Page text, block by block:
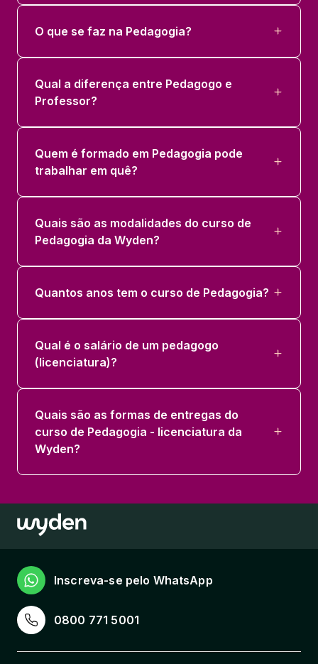
O que se faz na Pedagogia?
Qual a diferença entre Pedagogo e
Professor?
Quem é formado em Pedagogia pode
trabalhar em quê?
Quais são as modalidades do curso de
Pedagogia da Wyden?
Quantos anos tem o curso de Pedagogia?
Qual é o salário de um pedagogo
(licenciatura)?
Quais são as formas de entregas do
curso de Pedagogia - licenciatura da
Wyden?
0800 771 5001
Inscreva-se pelo WhatsApp